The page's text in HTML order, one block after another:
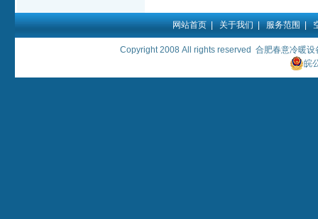
网站首页|关于我们|服务范围|
Copyright 2008 All rights reserved 合肥春意冷暖
皖